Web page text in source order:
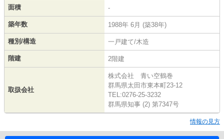
面積 -
築年数 1988年 6月 (築38年)
種別/構造 一戸建て/木造
階建 2階建
取扱会社
株式会社 青い空鶴巻
群馬県太田市東本町23-12
TEL:0276-25-3232
群馬県知事 (2) 第7347号
情報の見方